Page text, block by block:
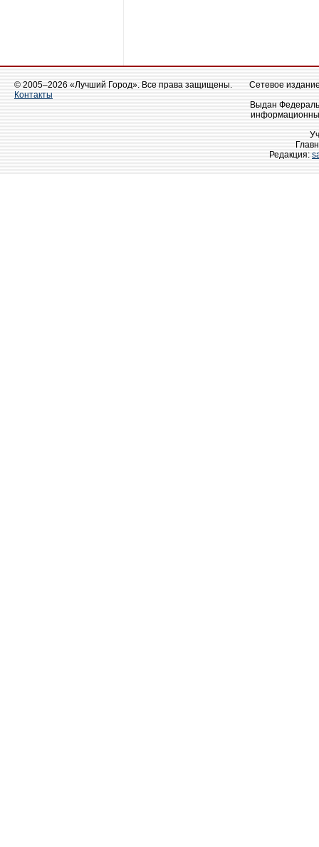
© 2005–2026 «Лучший Город». Все права защищены.
Контакты
Сетевое
Выдан
Редакция: